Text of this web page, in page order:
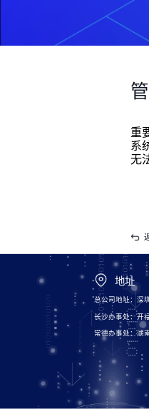
重
系
无
地址
总公司地址：深
长沙办事处：开
常德办事处：湖